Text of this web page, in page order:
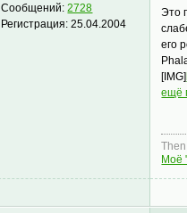
Сообщений:2728
Регистрация:25.04.2004
Это
его
[IMG]
ещё
Моё